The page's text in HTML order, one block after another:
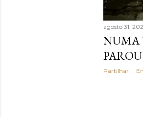
agosto 31,
NUMA
PAROU
Partilhar